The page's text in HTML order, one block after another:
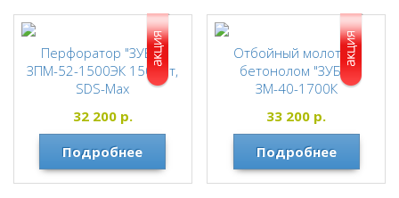
МТХ
Перфоратор "ЗУБР"
ЗПМ-52-1500ЭК 1500Вт,
SDS-Max
ЗУБР
32 200р.
Подробнее
Отбойный молоток-
бетонолом "ЗУБР"
ЗМ-40-1700К
ЗУБР
33 200 р.
Подробнее